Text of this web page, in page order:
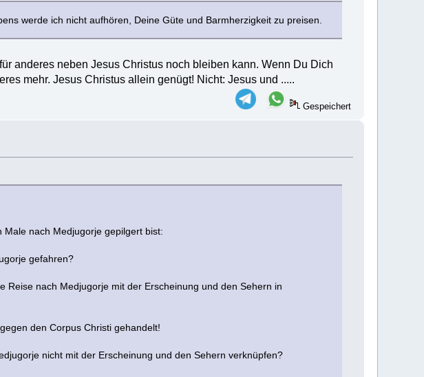
werde ich nicht aufhören, Deine Güte und Barmherzigkeit zu preisen.
anderes neben Jesus Christus noch bleiben kann. Wenn Du Dich
mehr. Jesus Christus allein genügt! Nicht: Jesus und .....
Gespeichert
nach Medjugorje gepilgert bist:
gefahren?
nach Medjugorje mit der Erscheinung und den Sehern in
den Corpus Christi gehandelt!
nicht mit der Erscheinung und den Sehern verknüpfen?